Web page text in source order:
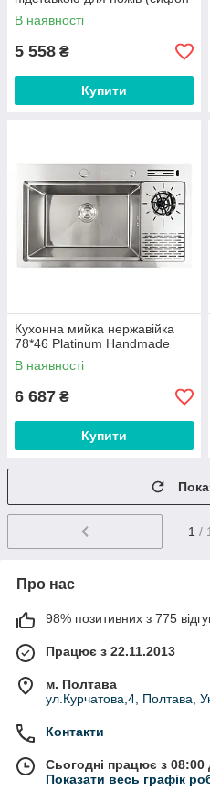
круглий, 3,0/0,8)
В наявності
5 558 ₴
Купити
Кухонна мийка нержавійка
78*46 Platinum Handmade
В наявності
6 687 ₴
Купити
1 /
Про нас
98% позитивних з 775
Працює з 22.11.2013
м. Полтава
ул.Курчатова,4, Полтава,
Контакти
Сьогодні працює з 08:00
Показати весь графік